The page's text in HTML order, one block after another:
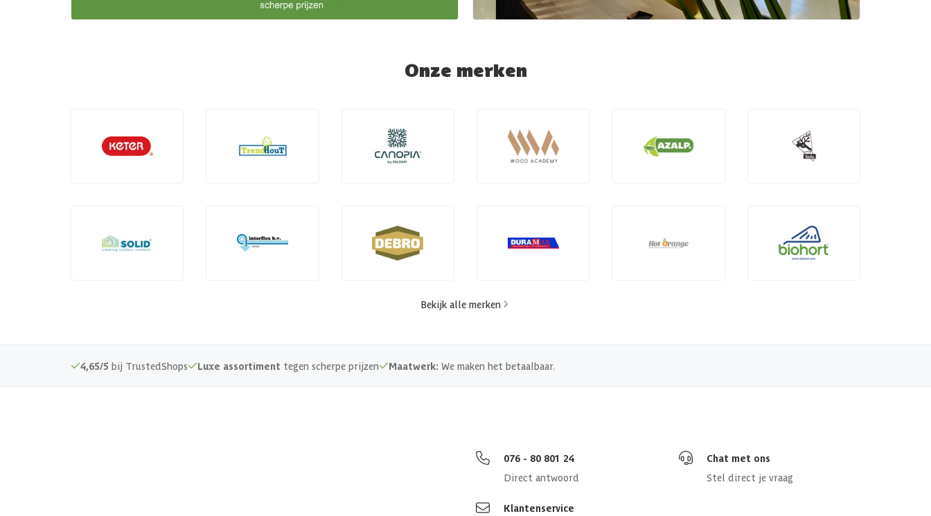
Onze merken
Bekijk alle merken
4,65/5 bij TrustedShops Luxe assortiment tegen scherpe prijzen Maatwerk: We maken het betaalbaar.
076 - 80 801 24
Direct antwoord
Chat met ons
Stel direct je vraag
Klantenservice